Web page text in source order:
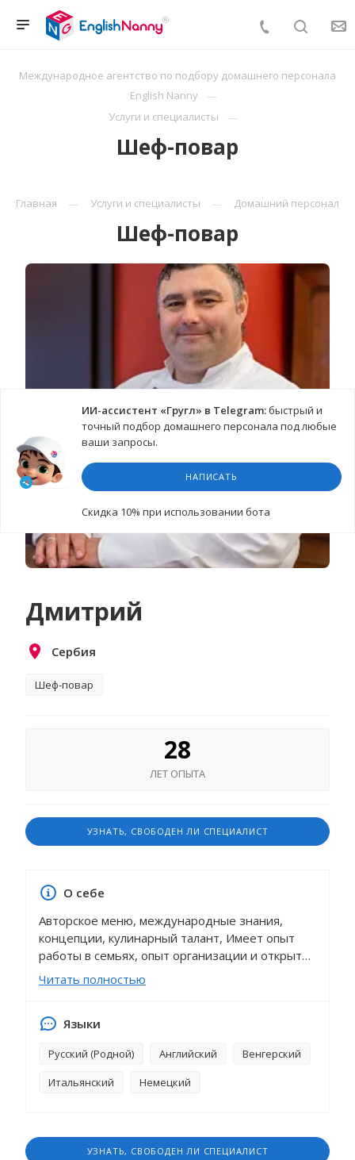
Международное агентство по подбору домашнего персонала
English Nanny
Услуги и специалисты
Шеф-повар
Главная Услуги и специалисты Домашний персонал
Шеф-повар
ИИ-ассистент «Гругл» в Telegram:быстрый и
точный подбор домашнего персонала под любые
ваши запросы.
НАПИСАТЬ
Cкидка 10% при использовании бота
Дмитрий
Сербия
Шеф-повар
28
ЛЕТ ОПЫТА
УЗНАТЬ, СВОБОДЕН ЛИ СПЕЦИАЛИСТ
О себе
Авторское меню, международные знания,
концепции, кулинарный талант, Имеет опыт
работы в семьях, опыт организации и открытия
ресторанов с нуля. Талантливый Шеф,
любящий свою работу, готов начинать
харизматичный, сдержанный Шеф, готовый
выполняющими совместную работу с кухней.
Невероятно трудолюбивый и надежный
вперед, принося людям счастье!”
Читать полностью
Языки
Русский (Родной) Английский
Венгерский
Итальянский
Немецкий
УЗНАТЬ, СВОБОДЕН ЛИ СПЕЦИАЛИСТ